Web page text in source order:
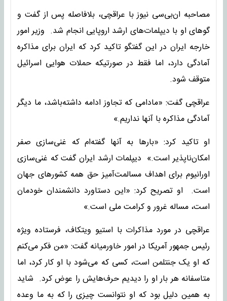
مصاحبه ان‌بی‌سی نیوز با عراقچی، بلافاصله پس از گفت و
گوهای او با دیپلمات‌های ارشد اروپایی انجام شد. وزیر امور
خارجه ایران در این گفتگو تاکید کرد که ایران برای مذاکره
آمادگی دارد، اما فقط در صورتیکه حملات هوایی اسرائیل
متوقف شود.
عراقچی گفت: «مادامی که تجاوز ادامه داشته‌باشد، ما دیگر
آمادگی مذاکره با آنها نداریم.»
او تاکید کرد: «بارها به آنها گفته‌ام که غنی‌سازی صفر
امکان‌ناپذیر است.» دیپلمات ارشد ایران گفت که غنی‌سازی
اورانیوم برای اهداف مسالمت‌آمیز حق همه کشورهای جهان
است. او تصریح کرد: «این دستاورد دانشمندان خودمان
است، مساله غرور و کرامت ملی است.»
عراقچی در مورد مذاکرات با استیو ویتکاف، فرستاده ویژه
رئیس جمهور آمریکا در امور خاورمیانه گفت: «من فکر می‌کنم
که او یک جنتلمن است، کسی که می‌شود با او کار کرد، اما
متاسفانه هر بار او را دیدیم حرف‌هایش را عوض کرد. شاید
به همین دلیل بود که او نتوانست چیزی را که به ما وعده